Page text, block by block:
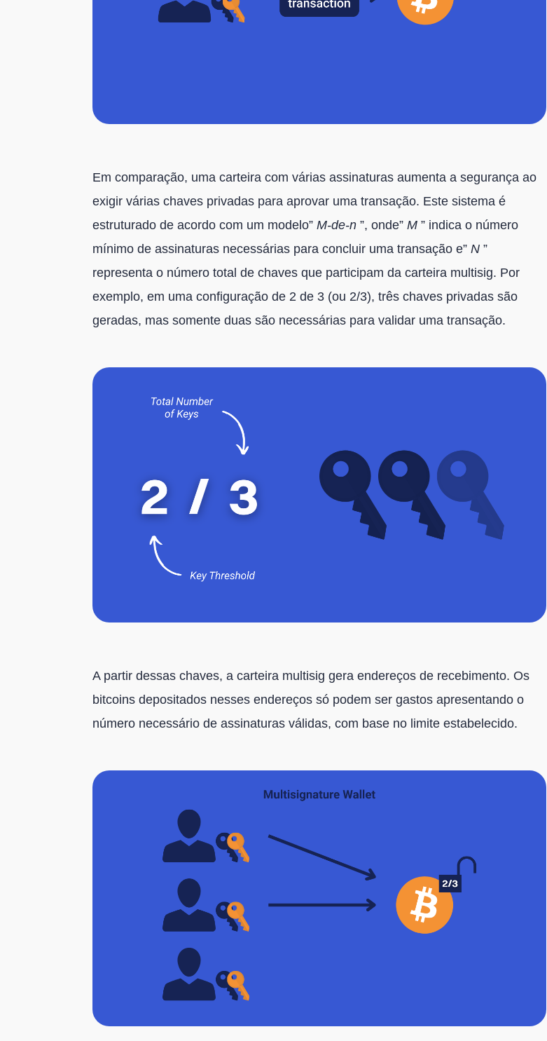
Em comparação, uma carteira com várias assinaturas aumenta a segurança ao
exigir várias chaves privadas para aprovar uma transação. Este sistema é
estruturado de acordo com um modelo” M-de-n ”, onde” M ” indica o número
mínimo de assinaturas necessárias para concluir uma transação e” N ”
representa o número total de chaves que participam da carteira multisig. Por
exemplo, em uma configuração de 2 de 3 (ou 2/3), três chaves privadas são
geradas, mas somente duas são necessárias para validar uma transação.
A partir dessas chaves, a carteira multisig gera endereços de recebimento. Os
bitcoins depositados nesses endereços só podem ser gastos apresentando o
número necessário de assinaturas válidas, com base no limite estabelecido.